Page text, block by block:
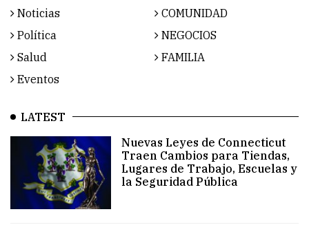
Noticias
COMUNIDAD
Política
NEGOCIOS
Salud
FAMILIA
Eventos
LATEST
Nuevas Leyes de Connecticut
Traen Cambios para Tiendas,
Lugares de Trabajo, Escuelas y
la Seguridad Pública